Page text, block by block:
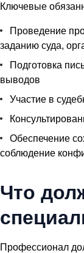
Ключевые
Проведение
заданию суда,
Подготовка
выводов
Участие в
Обеспечение
соблюдение
Что
Профессионал